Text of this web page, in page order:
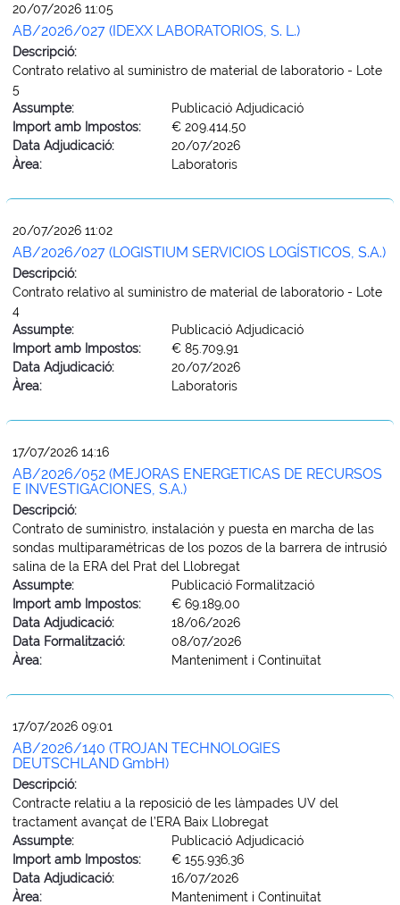
20/07/2026 11:05
AB/2026/027 (IDEXX LABORATORIOS, S. L.)
Descripció:
Contrato relativo al suministro de material de laboratorio - Lote
5
Assumpte:
Publicació Adjudicació
Import amb Impostos:
€ 209.414,50
Data Adjudicació:
20/07/2026
Àrea:
Laboratoris
20/07/2026 11:02
AB/2026/027 (LOGISTIUM SERVICIOS LOGÍSTICOS, S.A.)
Descripció:
Contrato relativo al suministro de material de laboratorio - Lote
4
Assumpte:
Publicació Adjudicació
Import amb Impostos:
€ 85.709,91
Data Adjudicació:
20/07/2026
Àrea:
Laboratoris
17/07/2026 14:16
AB/2026/052 (MEJORAS ENERGETICAS DE RECURSOS
E INVESTIGACIONES, S.A.)
Descripció:
Contrato de suministro, instalación y puesta en marcha de las
sondas multiparamétricas de los pozos de la barrera de intrusió
salina de la ERA del Prat del Llobregat
Assumpte:
Publicació Formalització
Import amb Impostos:
€ 69.189,00
Data Adjudicació:
18/06/2026
Data Formalització:
08/07/2026
Àrea:
Manteniment i Continuïtat
17/07/2026 09:01
AB/2026/140 (TROJAN TECHNOLOGIES
DEUTSCHLAND GmbH)
Descripció:
Contracte relatiu a la reposició de les làmpades UV del
tractament avançat de l’ERA Baix Llobregat
Assumpte:
Publicació Adjudicació
Import amb Impostos:
€ 155.936,36
Data Adjudicació:
16/07/2026
Àrea:
Manteniment i Continuïtat